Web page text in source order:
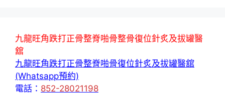
九龍旺角跌打正骨整脊啪骨整骨復位針炙及拔罐醫
舘
九龍旺角跌打正骨整脊啪骨復位針炙及拔罐醫舘
(Whatsapp預約)
電話： 852-28021198